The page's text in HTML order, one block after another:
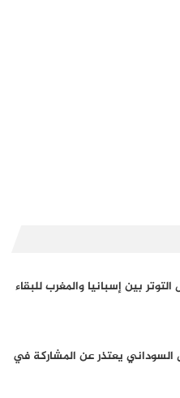
بين إسبانيا والمغرب للبقاء
السوداني يعتذر عن المشاركة في